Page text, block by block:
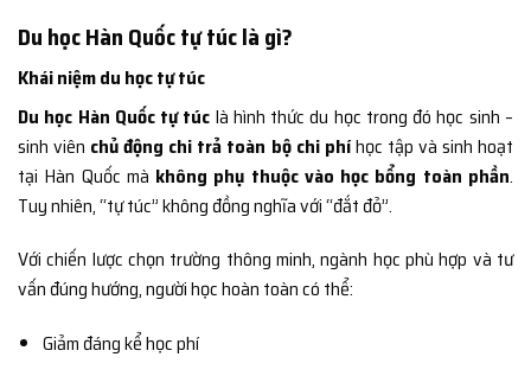
Du học Hàn Quốc tự túc là gì?
Khái niệm du học tự túc
Du học Hàn Quốc tự túc là hình thức du học trong đó học sinh –
sinh viên chủ động chi trả toàn bộ chi phíhọc tập và sinh hoạt
tại Hàn Quốc mà không phụ thuộc vào học bổng toàn phần.
Tuy nhiên, “tự túc” không đồng nghĩa với “đắt đỏ”.
Với chiến lược chọn trường thông minh, ngành học phù hợp và tư
vấn đúng hướng, người học hoàn toàn có thể:
Giảm đáng kể học phí